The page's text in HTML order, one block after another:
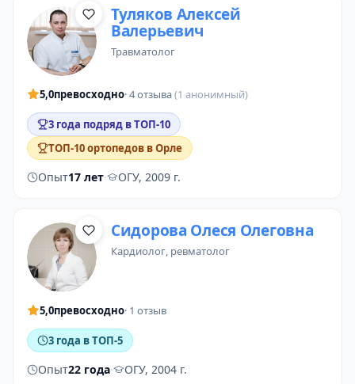
Туляков Алексей
Валерьевич
травматолог
5,0превосходно· 4 отзыва(1 анонимный)
3 года подряд в ТОП-10
ТОП-10 ортопедов в Орле
Опыт17 лет· ОГУ, 2009 г.
Сидорова Олеся Олеговна
кардиолог, ревматолог
5,0превосходно· 1 отзыв
3 года в ТОП-5
Опыт22 года· ОГУ, 2004 г.